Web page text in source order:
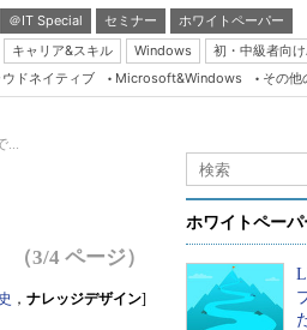
＠IT Special セミナー
ホワイトペーパー
キャリア&スキル Windows 初・中級者向け
Server & Storage
Database Expert
ウドネイティブ Microsoft&Windows その他
...
（3/4 ページ）
， ナレッジデザイン]
ホワイトペーパ